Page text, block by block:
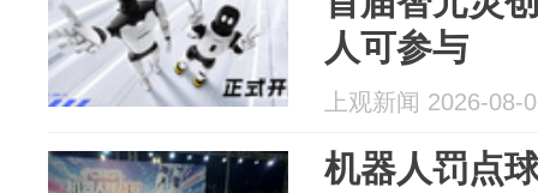
人可参与
上观新闻 2026-08-
机器人罚点